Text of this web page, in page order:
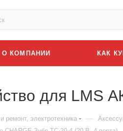
О КОМПАНИИ КАК
для LMS
ремонт, электротехника —